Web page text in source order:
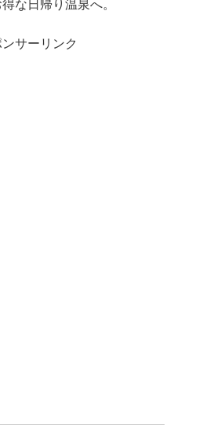
な日帰り温泉へ。
ンサーリンク